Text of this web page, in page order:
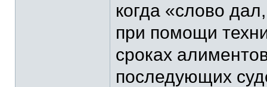
когда «слово
при помощи
сроках
последующих